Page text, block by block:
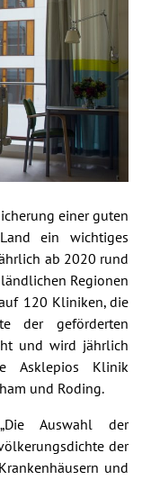
einer guten
ein wichtiges
ab 2020 rund
Regionen
120 Kliniken, die
der geförderten
und wird jährlich
Asklepios Klinik
und Roding.
Auswahl der
der
und